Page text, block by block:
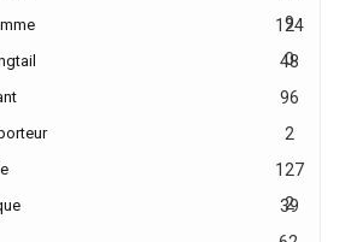
9
124
0
48
96
2
127
2
39